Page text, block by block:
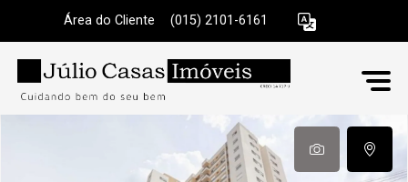
Área do Cliente (015) 2101-6161